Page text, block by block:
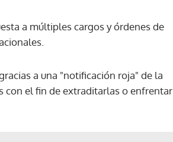
a múltiples cargos y órdenes de
a una "notificación roja" de la
con el fin de extraditarlas o enfrentar